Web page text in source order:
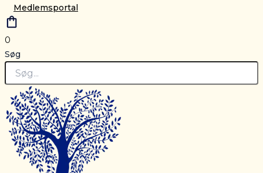
Medlemsportal
0
Søg